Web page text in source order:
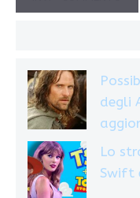
degli
Lo
Swift